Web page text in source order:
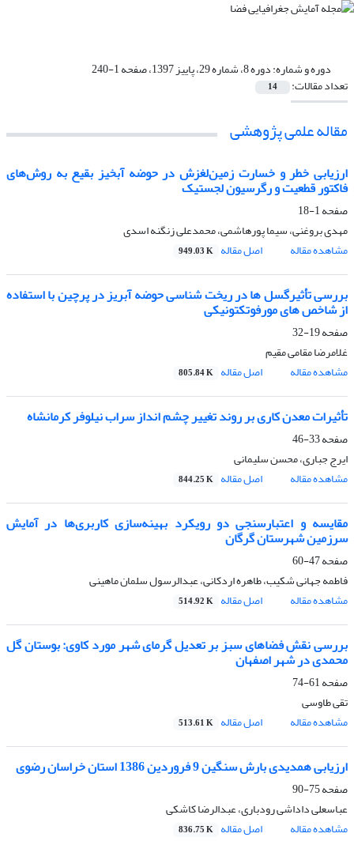
دوره و شماره:دوره 8، شماره 29، پاییز 1397، صفحه 1-240
تعداد مقالات: 14
مقاله علمی پژوهشی
ارزﯾﺎﺑﯽ ﺧﻄﺮ و ﺧﺴﺎرت زﻣﯿﻦﻟﻐﺰش در ﺣﻮﺿﻪ آﺑﺨﯿﺰ بقیع به روش‌های
فاکتور قطعیت و رگرسیون لجستیک
صفحه1-18
مهدی بروغنی، سیما پورهاشمی، محمدعلی زنگنه اسدی
مشاهده مقاله
اصل مقاله 949.03 K
بررسی تأثیرگسل ها در ریخت شناسی حوضه آبریز در پرچین با استفاده
از شاخص های مورفوتکتونیکی
صفحه19-32
غلامرضا مقامی مقیم
مشاهده مقاله
اصل مقاله 805.84 K
تأثیرات معدن کاری بر روند تغییر چشم انداز سراب نیلوفر کرمانشاه
صفحه33-46
ایرج جباری، محسن سلیمانی
مشاهده مقاله
اصل مقاله 844.25 K
مقایسه و اعتبار‌سنجی دو رویکرد بهینه‌سازی کاربری‌ها در آمایش
سرزمین شهرستان گرگان
صفحه47-60
فاطمه جهانی شکیب، طاهره اردکانی، عبدالرسول سلمان ماهینی
مشاهده مقاله
اصل مقاله 514.92 K
بررسی نقش فضاهای سبز بر تعدیل گرمای شهر مورد کاوی: بوستان گل
محمدی در شهر اصفهان
صفحه61-74
تقی طاوسی
مشاهده مقاله
اصل مقاله 513.61 K
ارزیابی همدیدی بارش سنگین 9 فروردین 1386 استان خراسان رضوی
صفحه75-90
عباسعلی داداشی رودباری، عبدالرضا کاشکی
مشاهده مقاله
اصل مقاله 836.75 K